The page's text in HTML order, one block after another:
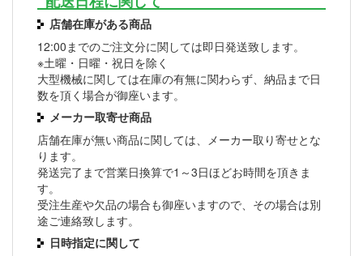
店舗在庫がある商品
12:00までのご注文分に関しては即日発送致します。
※土曜・日曜・祝日を除く
大型機械に関しては在庫の有無に関わらず、納品まで日
数を頂く場合が御座います。
メーカー取寄せ商品
店舗在庫が無い商品に関しては、メーカー取り寄せとな
ります。
発送完了まで営業日換算で1～3日ほどお時間を頂きま
す。
受注生産や欠品の場合も御座いますので、その場合は別
途ご連絡致します。
日時指定に関して